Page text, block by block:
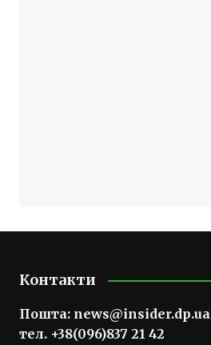
Контакти
Пошта: news@insider.dp.ua
тел. +38(096)837 21 42